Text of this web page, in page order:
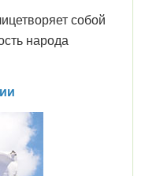
собой
народа